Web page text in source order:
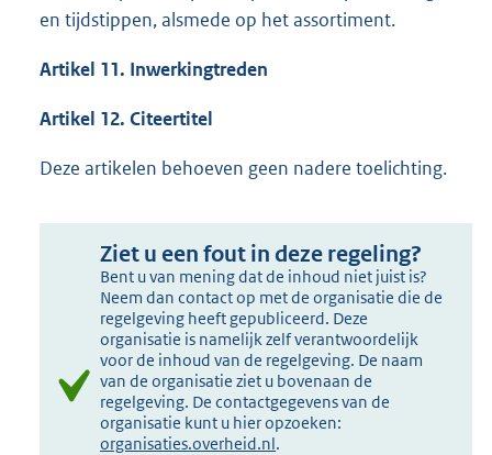
en tijdstippen, alsmede op het assortiment.
Artikel 11. Inwerkingtreden
Artikel 12. Citeertitel
Deze artikelen behoeven geen nadere toelichting.
Ziet u een fout in deze regeling?
Bent u van mening dat de inhoud niet juist is?
Neem dan contact op met de organisatie die de
regelgeving heeft gepubliceerd. Deze
organisatie is namelijk zelf verantwoordelijk
voor de inhoud van de regelgeving. De naam
van de organisatie ziet u bovenaan de
regelgeving. De contactgegevens van de
organisatie kunt u hier opzoeken:
organisaties.overheid.nl.